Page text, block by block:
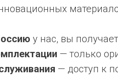
у нас, вы
— только
— доступ к